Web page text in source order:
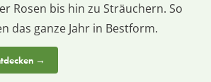
Rosen bis hin zu Sträuchern. So
das ganze Jahr in Bestform.
→